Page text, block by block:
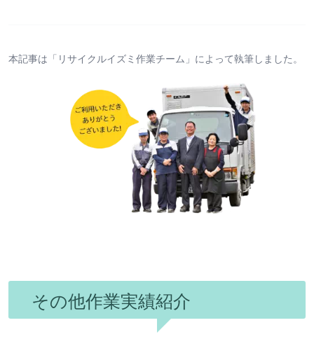
本記事は「リサイクルイズミ作業チーム」によって執筆しました。
その他作業実績紹介